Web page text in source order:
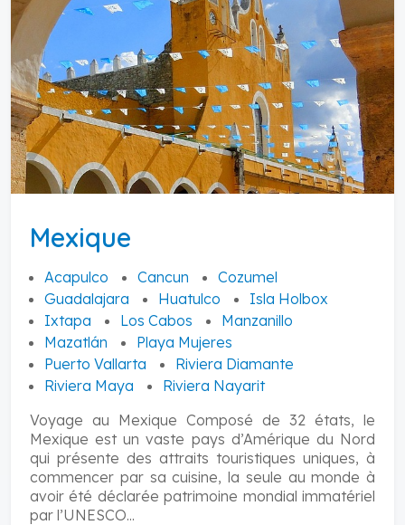
Mexique
Acapulco Cancun
Cozumel
Guadalajara
Huatulco
Isla Holbox
Ixtapa
Los Cabos
Manzanillo
Mazatlán
Playa Mujeres
Puerto Vallarta
Riviera Diamante
Riviera Maya
Riviera Nayarit
Voyage au Mexique Composé de 32 états, le
Mexique est un vaste pays d’Amérique du Nord
qui présente des attraits touristiques uniques, à
commencer par sa cuisine, la seule au monde à
avoir été déclarée patrimoine mondial immatériel
par l’UNESCO...